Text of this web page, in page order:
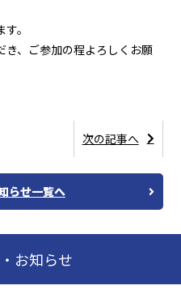
。
き、ご参加の程よろしくお願
次の記事へ
らせ一覧へ
お知らせ